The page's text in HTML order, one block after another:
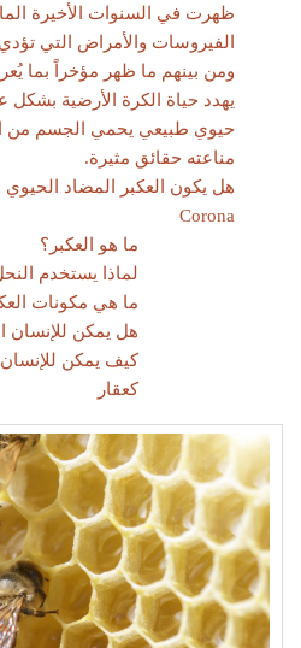
ظهرت في السنوات الأخيرة
الفيروسات والأمراض التي
ومن بينهم ما ظهر مؤخراً بما
يهدد حياة الكرة الأرضية
حيوي طبيعي يحمي الجسم من
مناعته حقائق مثيرة.
هل يكون العكبر المضاد الحيوي
Corona
ما هو العكبر؟
لماذا يستخدم
ما هي مكونات
هل يمكن للإنسان
كيف يمكن للإنسان
كعقار